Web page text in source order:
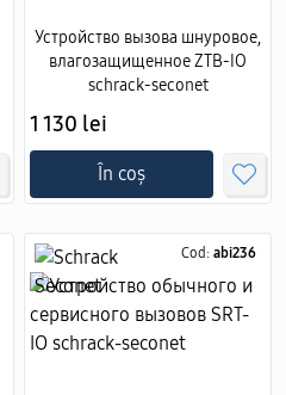
Устройство вызова шнуровое,
влагозащищенное ZTB-IO
schrack-seconet
1 130 lei
În coș
Cod: abi236